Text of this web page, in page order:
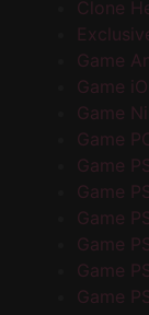
Clone
Game
Game
Game
Game
Game
Game
Game
Game
Game
Game